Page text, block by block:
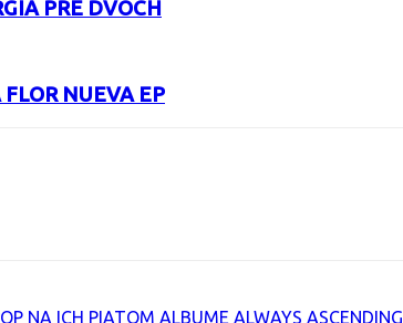
PRE DVOCH
NUEVA EP
NA ICH PIATOM ALBUME ALWAYS ASCENDING